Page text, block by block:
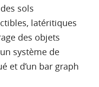
sols
latéritiques
des objets
système de
et d’un bar graph